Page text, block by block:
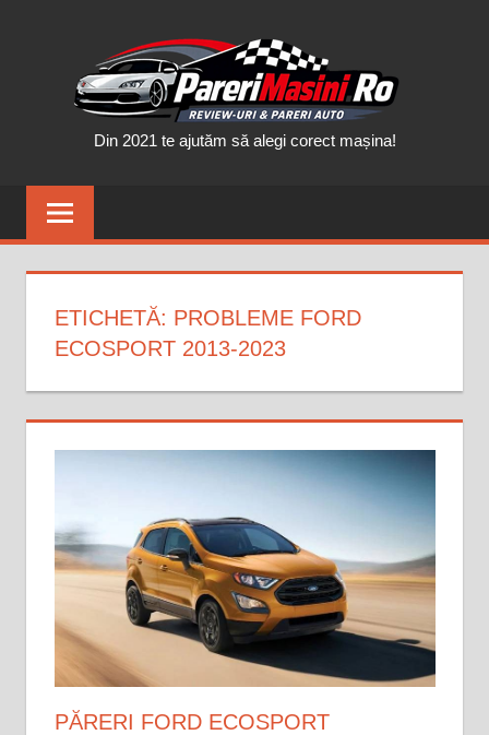
Din 2021 te ajutăm să alegi corect mașina!
ETICHETĂ: PROBLEME FORD
ECOSPORT 2013-2023
PĂRERI FORD ECOSPORT